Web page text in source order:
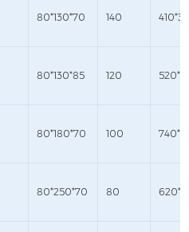
80*130*70 140
80*130*85 120
80*180*70 100
80*250*70 80